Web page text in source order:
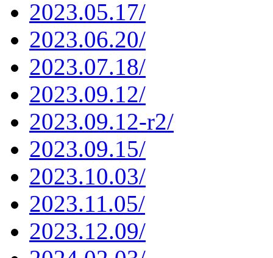
2023.05.17/
2023.06.20/
2023.07.18/
2023.09.12/
2023.09.12-r2/
2023.09.15/
2023.10.03/
2023.11.05/
2023.12.09/